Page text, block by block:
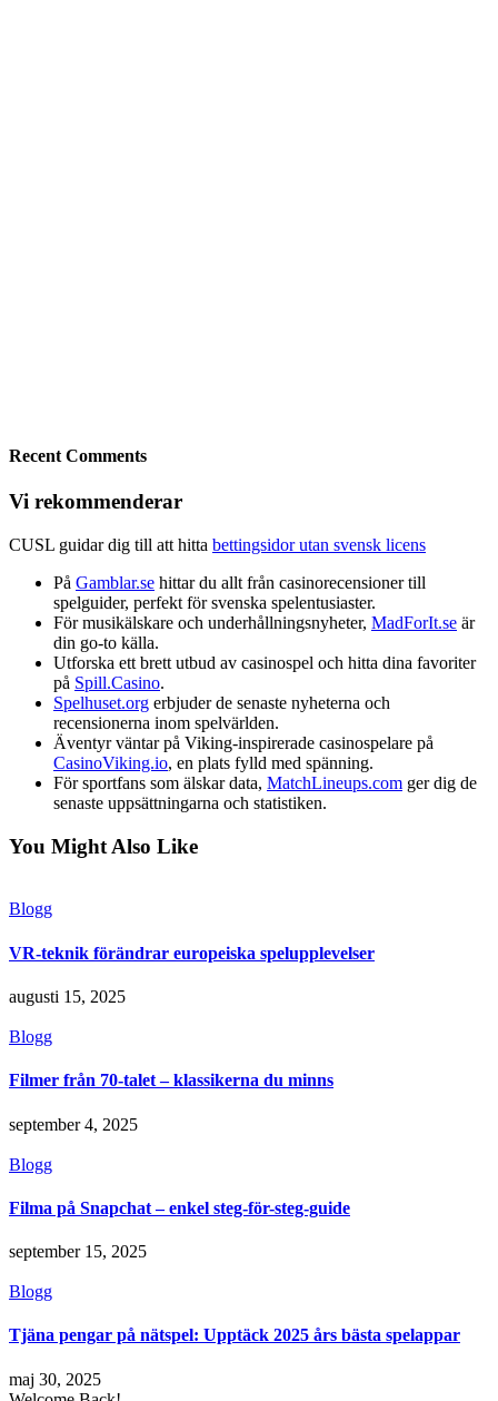
Recent Comments
Vi rekommenderar
CUSL guidar dig till att hitta bettingsidor utan svensk licens
På Gamblar.se hittar du allt från casinorecensioner till
spelguider, perfekt för svenska spelentusiaster.
För musikälskare och underhållningsnyheter, MadForIt.se är
din go-to källa.
Utforska ett brett utbud av casinospel och hitta dina favoriter
på Spill.Casino.
Spelhuset.org erbjuder de senaste nyheterna och
recensionerna inom spelvärlden.
Äventyr väntar på Viking-inspirerade casinospelare på
CasinoViking.io, en plats fylld med spänning.
För sportfans som älskar data, MatchLineups.com ger dig de
senaste uppsättningarna och statistiken.
You Might Also Like
Blogg
VR-teknik förändrar europeiska spelupplevelser
augusti 15, 2025
Blogg
Filmer från 70-talet – klassikerna du minns
september 4, 2025
Blogg
Filma på Snapchat – enkel steg-för-steg-guide
september 15, 2025
Blogg
Tjäna pengar på nätspel: Upptäck 2025 års bästa spelappar
maj 30, 2025